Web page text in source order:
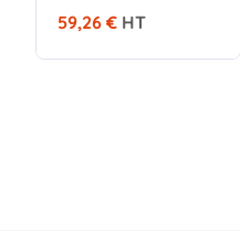
59,26 € HT